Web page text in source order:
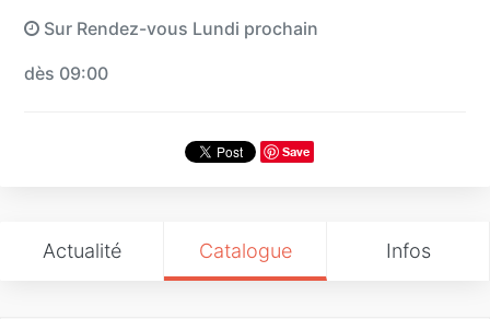
Sur Rendez-vous Lundi prochain
dès 09:00
Save
Actualité Catalogue Infos